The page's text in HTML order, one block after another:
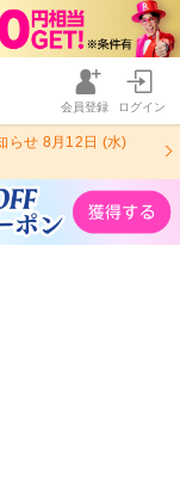
会員登録 ログイン
らせ 8月12日 (水)